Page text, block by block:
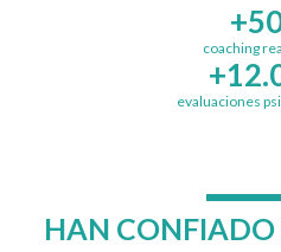
coaching
evaluaciones
HAN CONFIADO